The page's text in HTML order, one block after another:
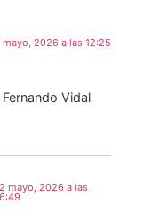
mayo, 2026 a las 12:25
Vidal
mayo, 2026 a las